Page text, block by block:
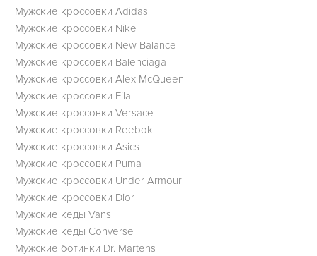
Мужские кроссовки Adidas
Мужские кроссовки Nike
Мужские кроссовки New Balance
Мужские кроссовки Balenciaga
Мужские кроссовки Alex McQueen
Мужские кроссовки Fila
Мужские кроссовки Versace
Мужские кроссовки Reebok
Мужские кроссовки Asics
Мужские кроссовки Puma
Мужские кроссовки Under Armour
Мужские кроссовки Dior
Мужские кеды Vans
Мужские кеды Converse
Мужские ботинки Dr. Martens